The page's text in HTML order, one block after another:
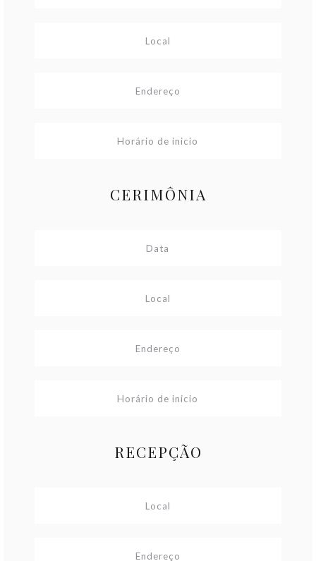
CERIMÔNIA
RECEPÇÃO